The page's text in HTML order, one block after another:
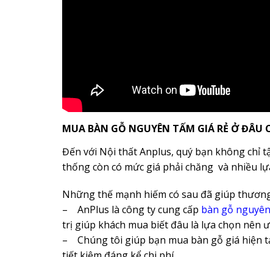
MUA BÀN GỖ NGUYÊN TẤM GIÁ RẺ Ở ĐÂU
Đến với Nội thất Anplus, quý bạn không chỉ
thống còn có mức giá phải chăng và nhiều
Những thế mạnh hiếm có sau đã giúp
– AnPlus là công ty cung cấp bàn gỗ
trị giúp khách mua biết đâu là lựa chọn nên
– Chúng tôi giúp bạn mua bàn gỗ giá hiện